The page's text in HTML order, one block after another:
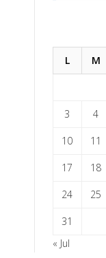
L M
3 4
10 11
17 18
24 25
31
« Jul